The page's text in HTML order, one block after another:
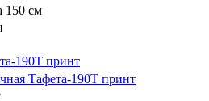
150 см
190Т принт
Тафета-190Т принт